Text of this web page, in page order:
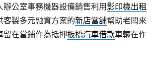
公室事務機器設備銷售利用 影印機出租
製多元融資方案的新店當舖幫助老闆來
留在當鋪作為抵押板橋汽車借款車輛在作